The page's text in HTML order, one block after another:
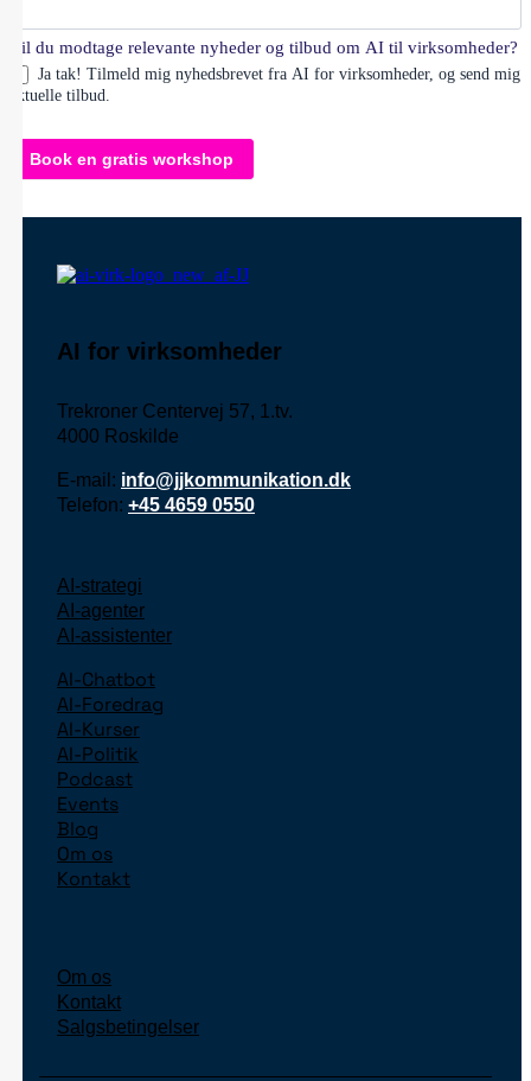
Vil du modtage relevante nyheder og tilbud om AI til virksomheder?
Ja tak! Tilmeld mig nyhedsbrevet fra AI for virksomheder, og send mig
aktuelle tilbud.
Book en gratis workshop
AI for virksomheder
Trekroner Centervej 57, 1.tv.
4000 Roskilde
E-mail: info@jjkommunikation.dk
Telefon: +45 4659 0550
AI-strategi
AI-agenter
AI-assistenter
AI-Chatbot
AI-Foredrag
AI-Kurser
AI-Politik
Podcast
Events
Blog
Om os
Kontakt
Om os
Kontakt
Salgsbetingelser